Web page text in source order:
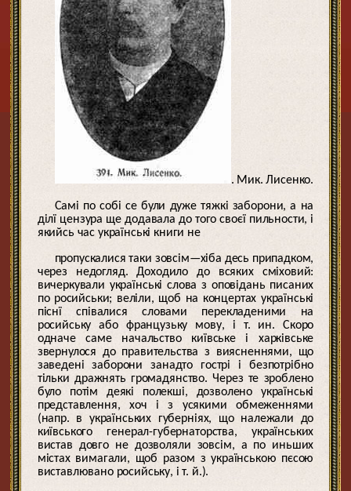
. Мик. Лисенко.
Самі по собі се були дуже тяжкі заборони, а на
ділї цензура ще додавала до того своєї пильности, і
якийсь час українські книги не
пропускалися таки зовсім—хіба десь припадком,
через недогляд. Доходило до всяких сміховий:
вичеркували українські слова з оповідань писаних
по росийськи; веліли, щоб на концертах українські
піснї співалися словами перекладеними на
росийську або французьку мову, і т. ин. Скоро
одначе саме начальство київське і харківське
звернулося до правительства з виясненнями, що
заведені заборони занадто гострі і безпотрібно
тільки дражнять громадянство. Через те зроблено
було потім деякі полекші, дозволено українські
представлення, хоч і з усякими обмеженнями
(напр. в українських губерніях, що належали до
київського генерал-губернаторства, українських
вистав довго не дозволяли зовсім, а по иньших
містах вимагали, щоб разом з українською пєсою
виставлювано росийську, і т. й.).